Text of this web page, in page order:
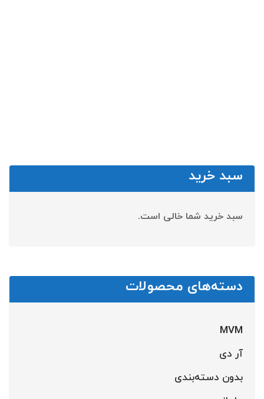
سبد خرید
سبد خرید شما خالی است.
دسته‌های محصولات
MVM
آر دی
بدون دسته‌بندی